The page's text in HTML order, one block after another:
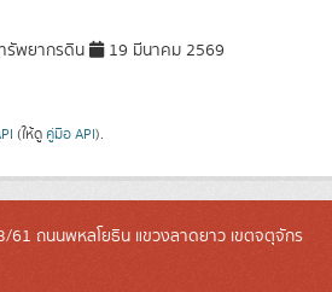
รัพยากรดิน 19 มีนาคม 2569
(ให้ดู คู่มือ API).
ถนนพหลโยธิน แขวงลาดยาว เขตจตุจักร